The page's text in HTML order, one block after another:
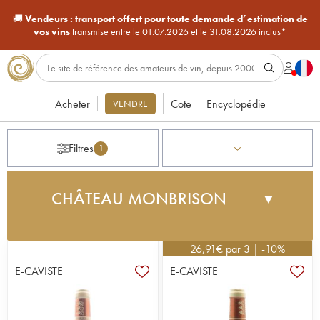
🚚Vendeurs : transport offert pour toute demande d’estimation de
vos vinstransmise entre le 01.07.2026 et le 31.08.2026 inclus*
Acheter VENDRE Cote Encyclopédie
Filtres 1
CHÂTEAU MONBRISON ▼
Giscours, Château Monbrison n'a rien à envier à
ses illustres voisins dont il partage le remarquable
terroir de graves. Le vignoble du domaine,
relativement âgé (40 ans), s'étend sur une
quinzaine d'hectares d'un seul tenant et témoigne
E-CAVISTE
26,91€ par 3 | -10%
E-CAVISTE